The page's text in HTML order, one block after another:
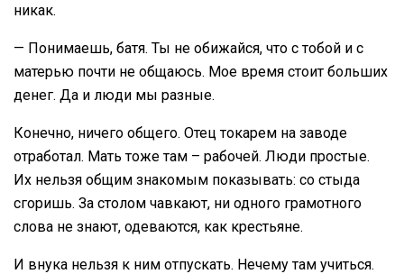
никак.
— Понимаешь, батя. Ты не обижайся, что с тобой и с
матерью почти не общаюсь. Мое время стоит больших
денег. Да и люди мы разные.
Конечно, ничего общего. Отец токарем на заводе
отработал. Мать тоже там – рабочей. Люди простые.
Их нельзя общим знакомым показывать: со стыда
сгоришь. За столом чавкают, ни одного грамотного
слова не знают, одеваются, как крестьяне.
И внука нельзя к ним отпускать. Нечему там учиться.